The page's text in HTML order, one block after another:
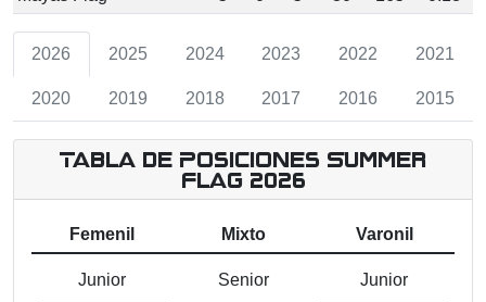
2026 2025 2024 2023 2022 2021
2020 2019 2018 2017 2016 2015
Tabla de Posiciones Summer
Flag 2026
Femenil Mixto Varonil
Junior Senior Junior